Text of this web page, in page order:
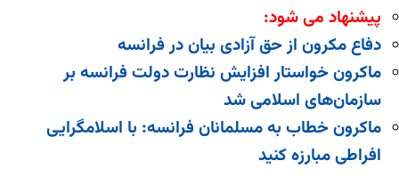
پیشنهاد می شود:
دفاع مکرون از حق آزادی بیان در فرانسه
ماکرون خواستار افزایش نظارت دولت فرانسه بر
سازمان‌های اسلامی شد
ماکرون خطاب به مسلمانان فرانسه: با اسلامگرایی
افراطی مبارزه کنید